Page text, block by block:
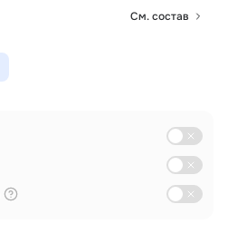
См. состав